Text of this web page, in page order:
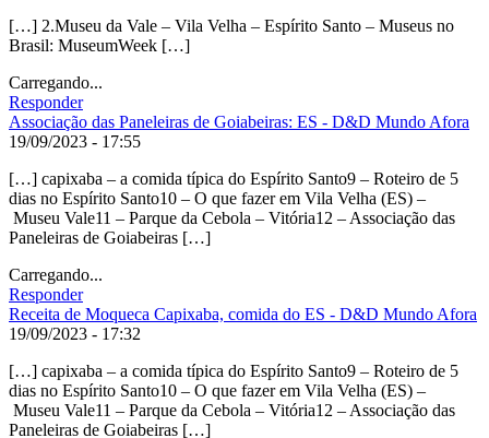
[…] 2.Museu da Vale – Vila Velha – Espírito Santo – Museus no
Brasil: MuseumWeek […]
Carregando...
Responder
Associação das Paneleiras de Goiabeiras: ES - D&D Mundo Afora
19/09/2023 - 17:55
[…] capixaba – a comida típica do Espírito Santo9 – Roteiro de 5
dias no Espírito Santo10 – O que fazer em Vila Velha (ES) –
Museu Vale11 – Parque da Cebola – Vitória12 – Associação das
Paneleiras de Goiabeiras […]
Carregando...
Responder
Receita de Moqueca Capixaba, comida do ES - D&D Mundo Afora
19/09/2023 - 17:32
[…] capixaba – a comida típica do Espírito Santo9 – Roteiro de 5
dias no Espírito Santo10 – O que fazer em Vila Velha (ES) –
Museu Vale11 – Parque da Cebola – Vitória12 – Associação das
Paneleiras de Goiabeiras […]